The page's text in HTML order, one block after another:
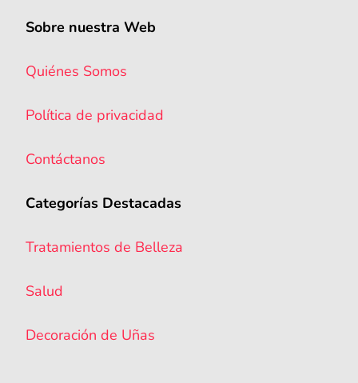
Sobre nuestra Web
Quiénes Somos
Política de privacidad
Contáctanos
Categorías Destacadas
Tratamientos de Belleza
Salud
Decoración de Uñas